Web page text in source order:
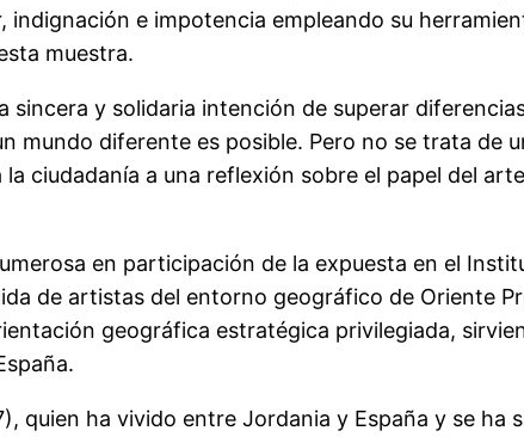
e impotencia empleando su
muestra.
y solidaria intención de superar
mundo diferente es posible. Pero no se trata de
ciudadanía a una reflexión sobre el papel del
en participación de la expuesta en el
de artistas del entorno geográfico de Oriente
geográfica estratégica privilegiada,
quien ha vivido entre Jordania y España y se ha